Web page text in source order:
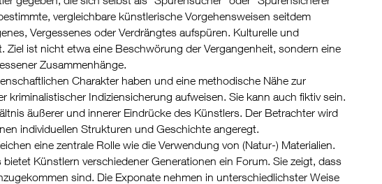
vergleichbare künstlerische Vorgehensweisen seitdem
Vergessenes oder Verdrängtes aufspüren. Kulturelle und
ist nicht etwa eine Beschwörung der Vergangenheit, sondern eine
Zusammenhänge.
Charakter haben und eine methodische Nähe zur
Indiziensicherung aufweisen. Sie kann auch fiktiv sein.
äußerer und innerer Eindrücke des Künstlers. Der Betrachter wird
individuellen Strukturen und Geschichte angeregt.
eine zentrale Rolle wie die Verwendung von (Natur-) Materialien.
Künstlern verschiedener Generationen ein Forum. Sie zeigt, dass
sind. Die Exponate nehmen in unterschiedlichster Weise